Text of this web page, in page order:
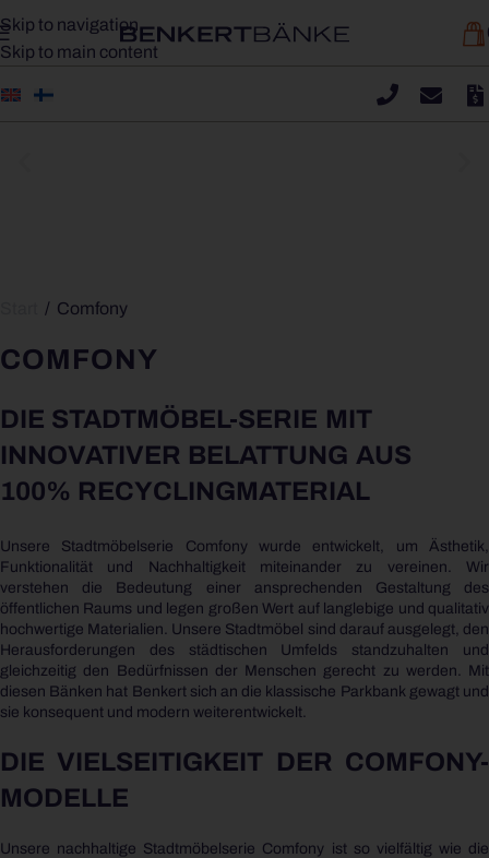
Skip to navigation
Skip to main content
/ Comfony
COMFONY
DIE STADTMÖBEL-SERIE MIT
INNOVATIVER BELATTUNG AUS
100% RECYCLINGMATERIAL
Unsere Stadtmöbelserie Comfony wurde entwickelt, um Ästhetik,
Funktionalität und Nachhaltigkeit miteinander zu vereinen. Wir
verstehen die Bedeutung einer ansprechenden Gestaltung des
öffentlichen Raums und legen großen Wert auf langlebige und qualitativ
hochwertige Materialien. Unsere Stadtmöbel sind darauf ausgelegt, den
Herausforderungen des städtischen Umfelds standzuhalten und
gleichzeitig den Bedürfnissen der Menschen gerecht zu werden. Mit
diesen Bänken hat Benkert sich an die klassische Parkbank gewagt und
sie konsequent und modern weiterentwickelt.
DIE VIELSEITIGKEIT DER COMFONY-
MODELLE
Unsere nachhaltige Stadtmöbelserie Comfony ist so vielfältig wie die